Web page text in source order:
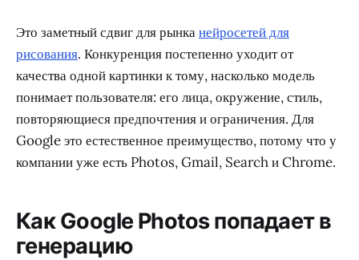
Это заметный сдвиг для рынканейросетей для
рисования. Конкуренция постепенно уходит от
качества одной картинки к тому, насколько модель
понимает пользователя: его лица, окружение, стиль,
повторяющиеся предпочтения и ограничения. Для
Google это естественное преимущество, потому что у
компании уже есть Photos, Gmail, Search и Chrome.
Как Google Photos попадает в
генерацию